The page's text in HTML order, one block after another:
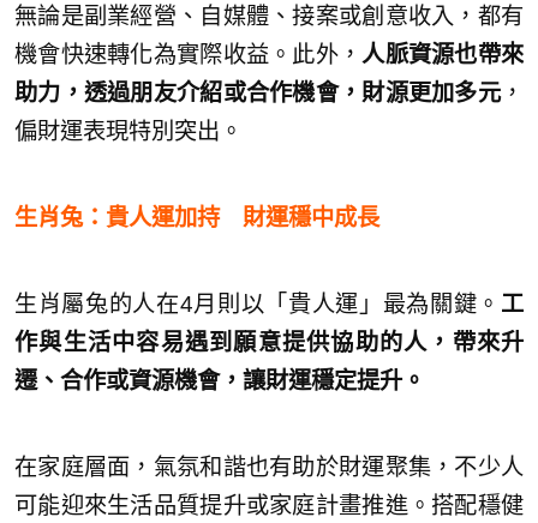
無論是副業經營、自媒體、接案或創意收入，都有
機會快速轉化為實際收益。此外， 人脈資源也帶來
助力，透過朋友介紹或合作機會，財源更加多元，
偏財運表現特別突出。
生肖兔：貴人運加持 財運穩中成長
生肖屬兔的人在4月則以「貴人運」最為關鍵。 工
作與生活中容易遇到願意提供協助的人，帶來升
遷、合作或資源機會，讓財運穩定提升。
在家庭層面，氣氛和諧也有助於財運聚集，不少人
可能迎來生活品質提升或家庭計畫推進。搭配穩健